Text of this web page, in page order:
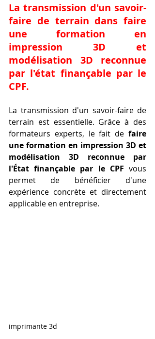
La transmission d'un savoir-
faire de terrain dans faire
une formation en
impression 3D et
modélisation 3D reconnue
par l'état finançable par le
CPF.
La transmission d'un savoir-faire de
terrain est essentielle. Grâce à des
formateurs experts, le fait de faire
une formation en impression 3D et
modélisation 3D reconnue par
l'État finançable par le CPF vous
permet de bénéficier d'une
expérience concrète et directement
applicable en entreprise.
imprimante 3d